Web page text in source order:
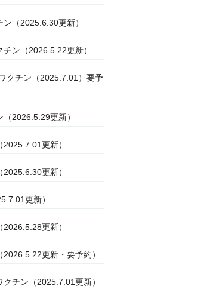
（2025.6.30更新）
ン（2026.5.22更新）
クチン（2025.7.01）要予
2026.5.29更新）
更新）
更新）
更新）
更新）
更新・要予約）
チン（2025.7.01更新）